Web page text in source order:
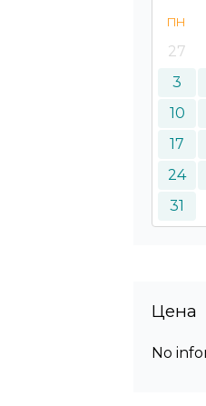
ПН
27
3
10
17
24
31
Цена
No